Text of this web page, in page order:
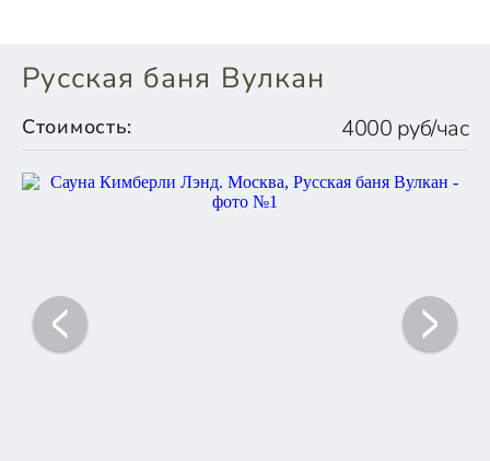
Русская баня Вулкан
Стоимость: 4000 руб/час